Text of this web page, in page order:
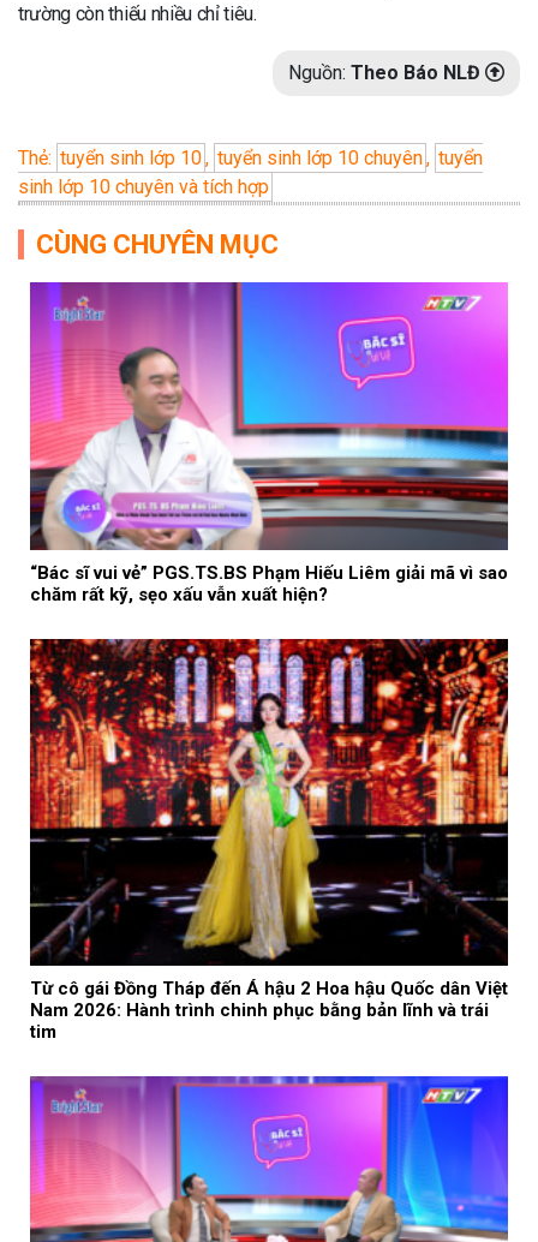
trường còn thiếu nhiều chỉ tiêu.
Nguồn: Theo Báo NLĐ
Thẻ: tuyển sinh lớp 10, tuyển sinh lớp 10 chuyên, tuyển
sinh lớp 10 chuyên và tích hợp
CÙNG CHUYÊN MỤC
“Bác sĩ vui vẻ” PGS.TS.BS Phạm Hiếu Liêm giải mã vì sao
chăm rất kỹ, sẹo xấu vẫn xuất hiện?
Từ cô gái Đồng Tháp đến Á hậu 2 Hoa hậu Quốc dân Việt
Nam 2026: Hành trình chinh phục bằng bản lĩnh và trái
tim